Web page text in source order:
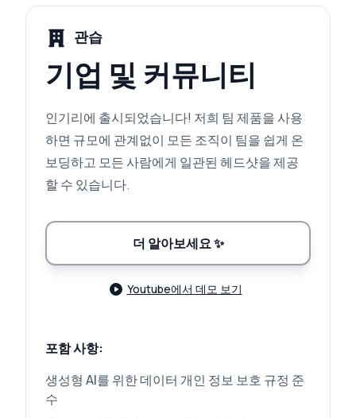
관습
기업 및 커뮤니티
인기리에 출시되었습니다! 저희 팀 제품을 사용
하면 규모에 관계없이 모든 조직이 팀을 쉽게 온
보딩하고 모든 사람에게 일관된 헤드샷을 제공
할 수 있습니다.
더 알아보세요✨
Youtube에서 데모 보기
포함 사항:
생성형 AI를 위한 데이터 개인 정보 보호 규정 준
수